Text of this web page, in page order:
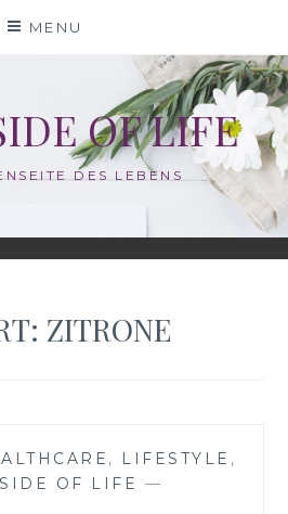
MENU
OF LIFE
DES LEBENS
ZITRONE
, LIFESTYLE ,
OF LIFE —